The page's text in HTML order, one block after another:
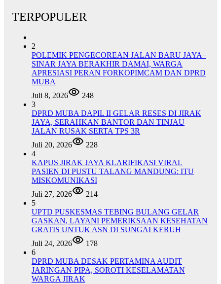
TERPOPULER
2
POLEMIK PENGECOREAN JALAN BARU JAYA–
SINAR JAYA BERAKHIR DAMAI, WARGA
APRESIASI PERAN FORKOPIMCAM DAN DPRD
MUBA
Juli 8, 2026
248
3
DPRD MUBA DAPIL II GELAR RESES DI JIRAK
JAYA, SERAHKAN BANTOR DAN TINJAU
JALAN RUSAK SERTA TPS 3R
Juli 20, 2026
228
4
KAPUS JIRAK JAYA KLARIFIKASI VIRAL
PASIEN DI PUSTU TALANG MANDUNG: ITU
MISKOMUNIKASI
Juli 27, 2026
214
5
UPTD PUSKESMAS TEBING BULANG GELAR
GASKAN, LAYANI PEMERIKSAAN KESEHATAN
GRATIS UNTUK ASN DI SUNGAI KERUH
Juli 24, 2026
178
6
DPRD MUBA DESAK PERTAMINA AUDIT
JARINGAN PIPA, SOROTI KESELAMATAN
WARGA JIRAK